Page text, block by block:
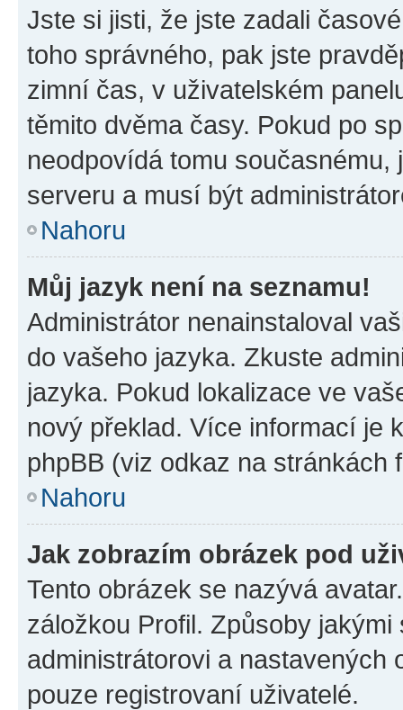
Jste si jisti, že jste zadali
toho správného, pak jste
zimní čas, v uživatelském
těmito dvěma časy. Pokud po
neodpovídá tomu
serveru a musí být
Nahoru
Můj jazyk není na seznamu!
Administrátor nenainstaloval
do vašeho jazyka. Zkuste
jazyka. Pokud lokalizace ve
nový překlad. Více informací je
phpBB (viz odkaz na stránkách
Nahoru
Jak zobrazím obrázek pod
Tento obrázek se nazývá
záložkou Profil. Způsoby
administrátorovi a nastavených
pouze registrovaní uživatelé.